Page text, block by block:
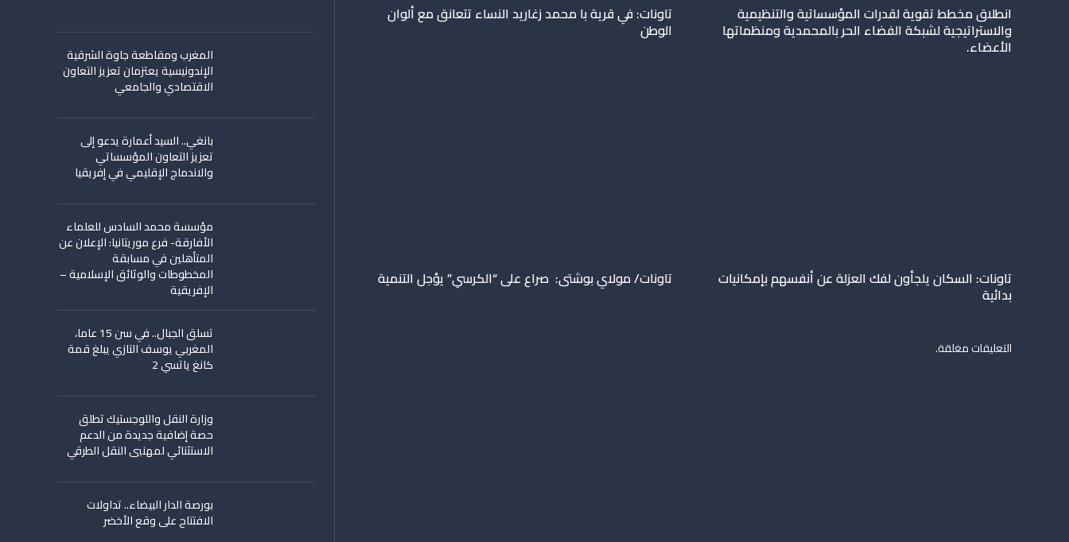
انطلاق مخطط تقوية لقدرات المؤسساتية والتنظيمية
والاستراتيجية لشبكة الفضاء الحر بالمحمدية ومنظماتها
الأعضاء.
تاونات: في قرية با محمد زغاريد النساء تتعانق مع ألوان
الوطن
تاونات: السكان يلجأون لفك العزلة عن أنفسهم بإمكانيات
بدائية
تاونات/ مولاي بوشتى: صراع على “الكرسي” يؤجل التنمية
التعليقات مغلقة.
المغرب ومقاطعة جاوة الشرقية
الإندونيسية يعتزمان تعزيز التعاون
الاقتصادي والجامعي
بانغي.. السيد أعمارة يدعو إلى
تعزيز التعاون المؤسساتي
والاندماج الإقليمي في إفريقيا
مؤسسة محمد السادس للعلماء
الأفارقة- فرع موريتانيا: الإعلان عن
المتأهلين في مسابقة
المخطوطات والوثائق الإسلامية –
الإفريقية
تسلق الجبال.. في سن 15 عاما،
المغربي يوسف التازي يبلغ قمة
كانغ ياتسي 2
وزارة النقل واللوجستيك تطلق
حصة إضافية جديدة من الدعم
الاستثنائي لمهنيي النقل الطرقي
بورصة الدار البيضاء.. تداولات
الافتتاح على وقع الأخضر